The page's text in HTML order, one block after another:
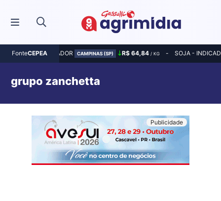
FonteCEPEA
MILHO - INDICADOR CAMPINAS (SP) R$ 64,84 / KG SOJA -
grupo zanchetta